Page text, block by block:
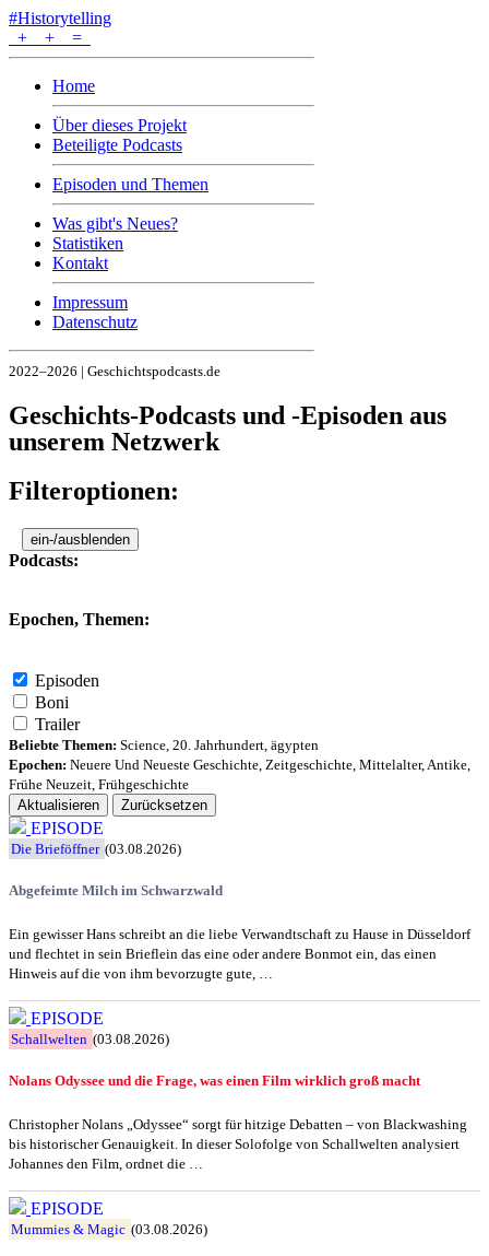
#Historytelling
+
+ =
Home
Über dieses Projekt
Beteiligte Podcasts
Episoden und Themen
Was gibt's Neues?
Statistiken
Kontakt
Impressum
Datenschutz
2022–2026 | Geschichtspodcasts.de
Geschichts-Podcasts und -Episoden aus
unserem Netzwerk
Filteroptionen:
ein-/ausblenden
Podcasts:
Epochen, Themen:
Episoden
Boni
Trailer
Beliebte Themen: Science 20. Jahrhundert ägypten
Epochen: Neuere Und Neueste Geschichte Zeitgeschichte Mittelalter, Antike
Frühe Neuzeit Frühgeschichte
Aktualisieren
Zurücksetzen
EPISODE
Die Brieföffner (03.08.2026)
Abgefeimte Milch im Schwarzwald
Ein gewisser Hans schreibt an die liebe Verwandtschaft zu Hause in Düsseldorf
und flechtet in sein Brieflein das eine oder andere Bonmot ein, das einen
Hinweis auf die von ihm bevorzugte gute, …
EPISODE
Schallwelten (03.08.2026)
Nolans Odyssee und die Frage, was einen Film wirklich groß macht
Christopher Nolans „Odyssee“ sorgt für hitzige Debatten – von Blackwashing
bis historischer Genauigkeit. In dieser Solofolge von Schallwelten analysiert
Johannes den Film, ordnet die …
EPISODE
Mummies & Magic (03.08.2026)